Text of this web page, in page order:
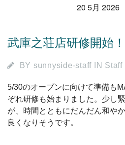
20 5月 2026
武庫之荘店研修開始！
BY sunnyside-staff IN Staff
5/30のオープンに向けて準備も
ぞれ研修も始まりました。少し
が、時間とともにだんだん和や
良くなりそうです。